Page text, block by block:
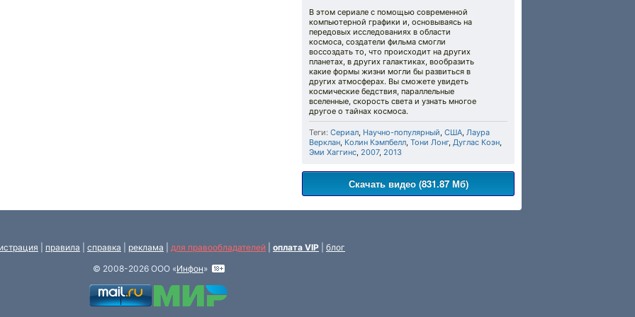
В этом сериале с помощью современной
компьютерной графики и, основываясь на
передовых исследованиях в области
космоса, создатели фильма смогли
воссоздать то, что происходит на других
планетах, в других галактиках, вообразить
какие формы жизни могли бы развиться в
других атмосферах. Вы сможете увидеть
космические бедствия, параллельные
вселенные, скорость света и узнать многое
другое о тайнах космоса.
Теги: Сериал, Научно-популярный, США, Лаура
Верклан, Колин Кэмпбелл, Тони Лонг, Дуглас Коэн,
Эми Хаггинс, 2007, 2013
Скачать видео (831.87 Мб)
правила справка реклама для правообладателей оплата VIP
блог
© 2008-2026 ООО «Инфон»